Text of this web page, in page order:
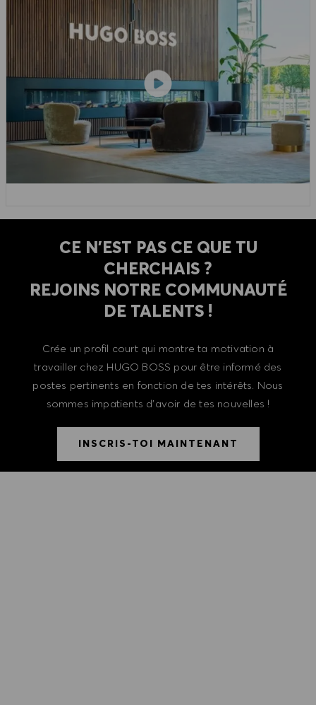
CE N'EST PAS CE QUE TU
CHERCHAIS ?
REJOINS NOTRE COMMUNAUTÉ
DE TALENTS !
Crée un profil court qui montre ta motivation à
travailler chez HUGO BOSS pour être informé des
postes pertinents en fonction de tes intérêts. Nous
sommes impatients d'avoir de tes nouvelles !
INSCRIS-TOI MAINTENANT